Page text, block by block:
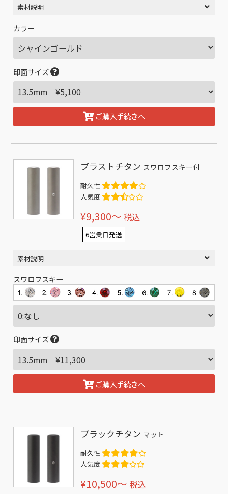
素材説明
カラー
印面サイズ
ご購入手続きへ
ブラストチタン スワロフスキー付
耐久性
人気度
¥9,300〜 税込
6営業日発送
素材説明
スワロフスキー
印面サイズ
ご購入手続きへ
ブラックチタン マット
耐久性
人気度
¥10,500〜 税込